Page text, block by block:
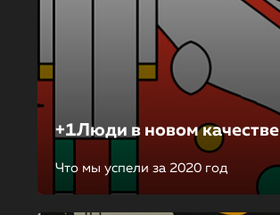
+1Люди в новом качестве
Что мы успели за 2020 год